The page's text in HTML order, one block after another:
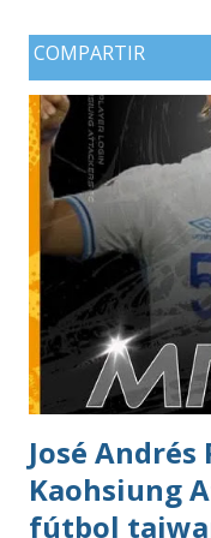
COMPARTIR
José
Kaohsiung
fútbol